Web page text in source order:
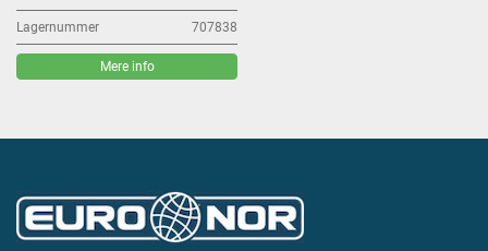
Lagernummer 707838
Mere info